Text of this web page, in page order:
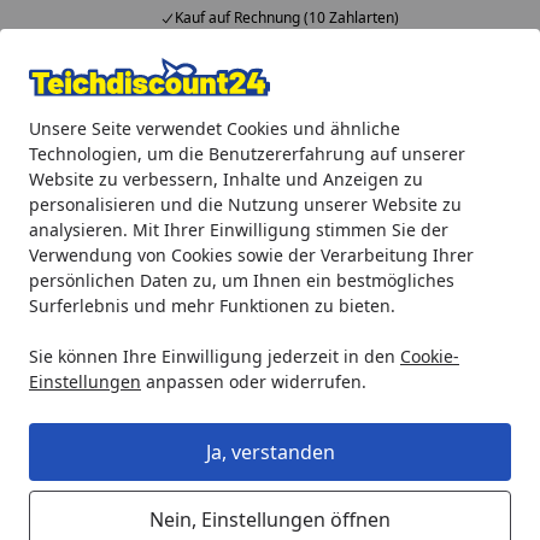
Unsere Seite verwendet Cookies und ähnliche
Technologien, um die Benutzererfahrung auf unserer
Website zu verbessern, Inhalte und Anzeigen zu
personalisieren und die Nutzung unserer Website zu
analysieren. Mit Ihrer Einwilligung stimmen Sie der
Verwendung von Cookies sowie der Verarbeitung Ihrer
persönlichen Daten zu, um Ihnen ein bestmögliches
Surferlebnis und mehr Funktionen zu bieten.
Sie können Ihre Einwilligung jederzeit in den Cookie-
Einstellungen anpassen oder widerrufen.
Ja, verstanden
Nein, Einstellungen öffnen
Kauf auf Rechnung (10 Zahlarten)
Alle Produkte
Mein Konto
Suchen
Startseite
Teichprodukte Teichbau Pflanzenzubehör
Oase Pflanzkorb Seerosen rund
(1 Bewertung)